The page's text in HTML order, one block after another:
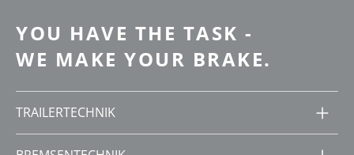
YOU HAVE THE TASK -
WE MAKE YOUR BRAKE.
TRAILERTECHNIK